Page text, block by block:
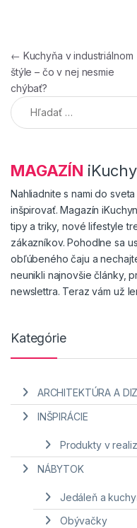
Navigácia v
← Kuchyňa v industriálnom
štýle – čo v nej nesmie
chýbať?
Hľadať:
MAGAZÍN
Nahliadnite s nami do
inšpirovať. Magazín
tipy a triky, nové lifestyle
zákazníkov. Pohodlne sa
obľúbeného čaju a
neunikli najnovšie články,
newslettra. Teraz vám už
Kategórie
ARCHITEKTÚRA A
INŠPIRÁCIE
Produkty v
NÁBYTOK
Jedáleň a
Obývačky